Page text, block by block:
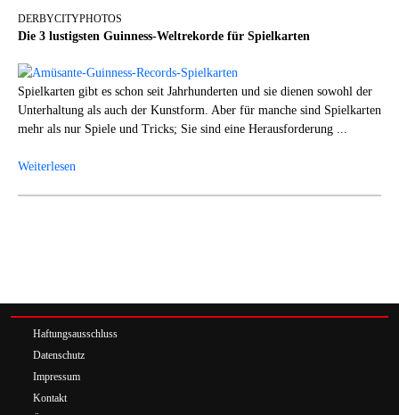
DERBYCITYPHOTOS
Die 3 lustigsten Guinness-Weltrekorde für Spielkarten
Spielkarten gibt es schon seit Jahrhunderten und sie dienen sowohl der
Unterhaltung als auch der Kunstform. Aber für manche sind Spielkarten
mehr als nur Spiele und Tricks; Sie sind eine Herausforderung ...
Weiterlesen
Haftungsausschluss
Datenschutz
Impressum
Kontakt